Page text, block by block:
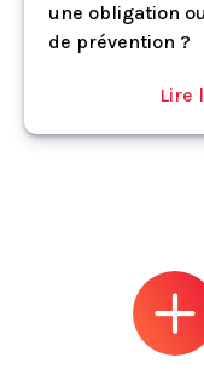
une obligation
de prévention ?
Lire